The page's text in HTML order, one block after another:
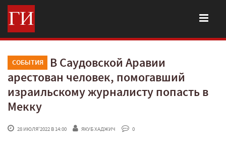
СОБЫТИЯ
В Саудовской Аравии
арестован человек, помогавший
израильскому журналисту попасть в
Мекку
28 ИЮЛЯ'2022 В 14:00 ЯКУБ ХАДЖИЧ 0